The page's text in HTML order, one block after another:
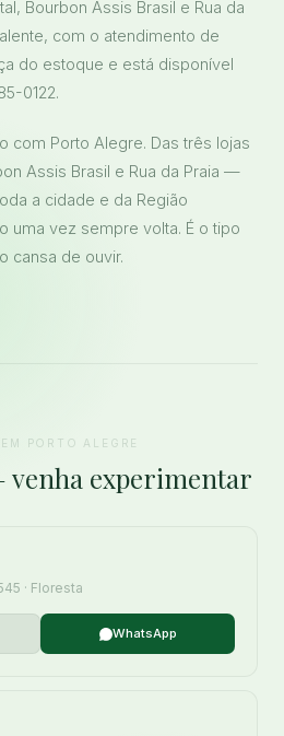
Bourbon Assis Brasil e Rua da
com o atendimento de
do estoque e está disponível
0122.
com Porto Alegre. Das três lojas
Assis Brasil e Rua da Praia —
a cidade e da Região
uma vez sempre volta. É o tipo
cansa de ouvir.
PORTO ALEGRE
venha experimentar
· Floresta
WhatsApp